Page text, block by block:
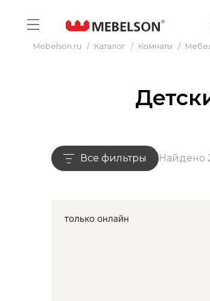
Mebelson.ru / Каталог / Комнаты /
Все фильтры Найдено